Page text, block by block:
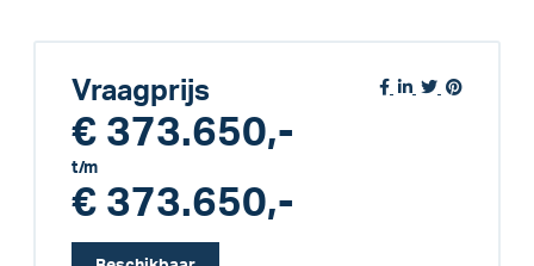
Vraagprijs
€ 373.650,-
t/m
€ 373.650,-